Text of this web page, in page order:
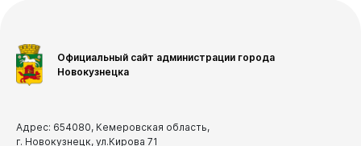
Официальный сайт администрации города
Новокузнецка
Адрес: 654080, Кемеровская область,
г. Новокузнецк, ул.Кирова 71